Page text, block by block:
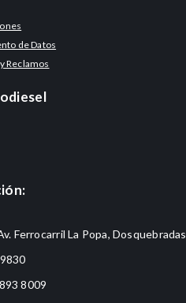
de Datos
Reclamos
Ferrocarril La Popa, Dosquebradas
8009